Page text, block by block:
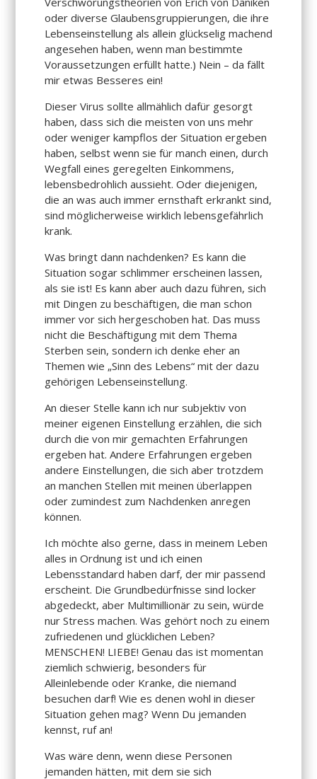
oder diverse Glaubensgruppierungen, die ihre
Lebenseinstellung als allein glückselig machend
angesehen haben, wenn man bestimmte
Voraussetzungen erfüllt hatte.) Nein – da fällt
mir etwas Besseres ein!
Dieser Virus sollte allmählich dafür gesorgt
haben, dass sich die meisten von uns mehr
oder weniger kampflos der Situation ergeben
haben, selbst wenn sie für manch einen, durch
Wegfall eines geregelten Einkommens,
lebensbedrohlich aussieht. Oder diejenigen,
die an was auch immer ernsthaft erkrankt sind,
sind möglicherweise wirklich lebensgefährlich
krank.
Was bringt dann nachdenken? Es kann die
Situation sogar schlimmer erscheinen lassen,
als sie ist! Es kann aber auch dazu führen, sich
mit Dingen zu beschäftigen, die man schon
immer vor sich hergeschoben hat. Das muss
nicht die Beschäftigung mit dem Thema
Sterben sein, sondern ich denke eher an
Themen wie „Sinn des Lebens“ mit der dazu
gehörigen Lebenseinstellung.
An dieser Stelle kann ich nur subjektiv von
meiner eigenen Einstellung erzählen, die sich
durch die von mir gemachten Erfahrungen
ergeben hat. Andere Erfahrungen ergeben
andere Einstellungen, die sich aber trotzdem
an manchen Stellen mit meinen überlappen
oder zumindest zum Nachdenken anregen
können.
Ich möchte also gerne, dass in meinem Leben
alles in Ordnung ist und ich einen
Lebensstandard haben darf, der mir passend
erscheint. Die Grundbedürfnisse sind locker
abgedeckt, aber Multimillionär zu sein, würde
nur Stress machen. Was gehört noch zu einem
zufriedenen und glücklichen Leben?
MENSCHEN! LIEBE! Genau das ist momentan
ziemlich schwierig, besonders für
Alleinlebende oder Kranke, die niemand
besuchen darf! Wie es denen wohl in dieser
Situation gehen mag? Wenn Du jemanden
kennst, ruf an!
Was wäre denn, wenn diese Personen
jemanden hätten, mit dem sie sich